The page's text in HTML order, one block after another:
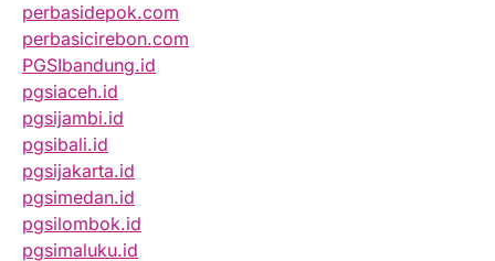
perbasidepok.com
perbasicirebon.com
PGSIbandung.id
pgsiaceh.id
pgsijambi.id
pgsibali.id
pgsijakarta.id
pgsimedan.id
pgsilombok.id
pgsimaluku.id